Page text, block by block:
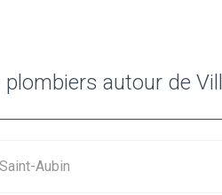
autour de
Aubin